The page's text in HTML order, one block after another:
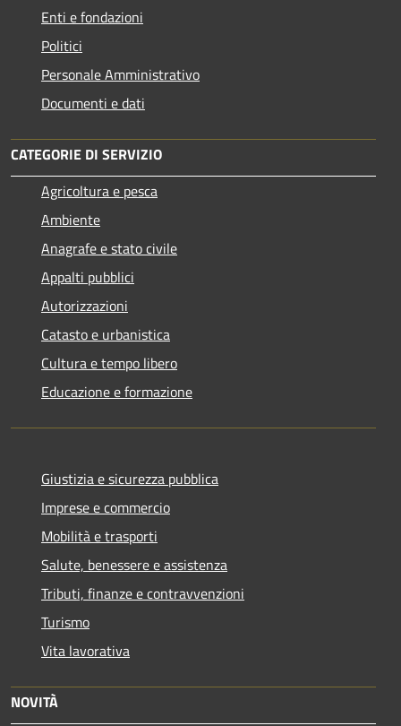
Enti e fondazioni
Politici
Personale Amministrativo
Documenti e dati
CATEGORIE DI SERVIZIO
Agricoltura e pesca
Ambiente
Anagrafe e stato civile
Appalti pubblici
Autorizzazioni
Catasto e urbanistica
Cultura e tempo libero
Educazione e formazione
Giustizia e sicurezza pubblica
Imprese e commercio
Mobilità e trasporti
Salute, benessere e assistenza
Tributi, finanze e contravvenzioni
Turismo
Vita lavorativa
NOVITÀ